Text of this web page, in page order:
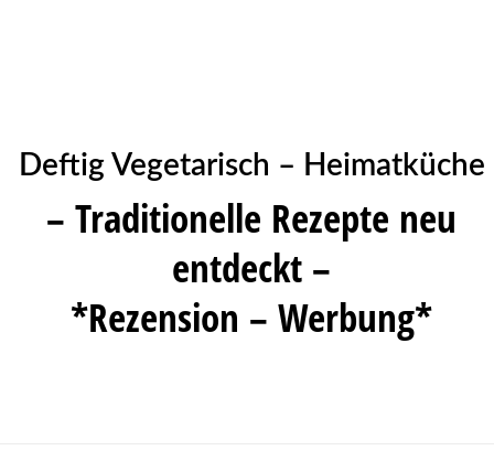
Deftig Vegetarisch – Heimatküche
– Traditionelle Rezepte neu
entdeckt –
*Rezension – Werbung*